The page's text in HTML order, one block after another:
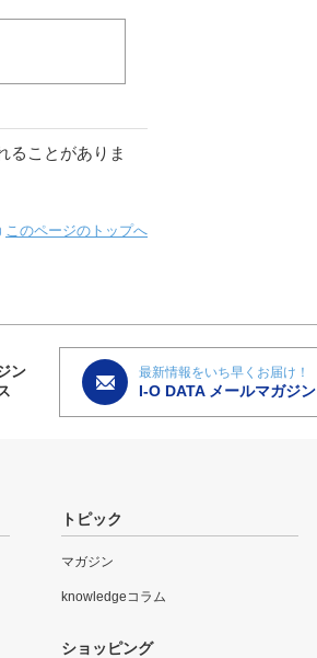
ることがありま
このページのトップへ
ン
最新情報をいち早くお届け！
I-O DATA メールマガジン
トピック
マガジン
knowledgeコラム
ショッピング